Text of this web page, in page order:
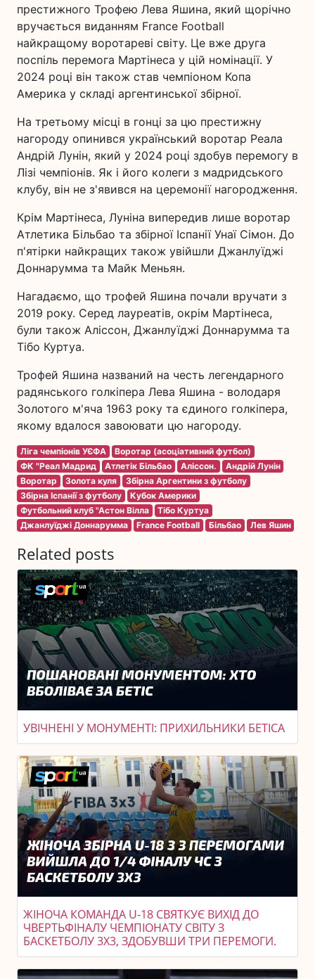
престижного Трофею Лева Яшина, який щорічно
вручається виданням France Football
найкращому воротареві світу. Це вже друга
поспіль перемога Мартінеса у цій номінації. У
2024 році він також став чемпіоном Копа
Америка у складі аргентинської збірної.
На третьому місці в гонці за цю престижну
нагороду опинився український воротар Реала
Андрій Лунін, який у 2024 році здобув перемогу в
Лізі чемпіонів. Як і його колеги з мадридського
клубу, він не з'явився на церемонії нагородження.
Крім Мартінеса, Луніна випередив лише воротар
Атлетика Більбао та збірної Іспанії Унаї Сімон. До
п'ятірки найкращих також увійшли Джанлуїджі
Доннарумма та Майк Меньян.
Нагадаємо, що трофей Яшина почали вручати з
2019 року. Серед лауреатів, окрім Мартінеса,
були також Аліссон, Джанлуїджі Доннарумма та
Тібо Куртуа.
Трофей Яшина названий на честь легендарного
радянського голкіпера Лева Яшина - володаря
Золотого м'яча 1963 року та єдиного голкіпера,
якому вдалося завоювати цю нагороду.
Ліга чемпіонів УЄФА
Воротар (асоціативний футбол)
ФК "Реал Мадрид
Атлетік Більбао Аліссон.
Андрій Лунін
Воротар
Золота куля
Збірна Аргентини з футболу
Збірна Іспанії з футболу
Кубок Америки
Футбольний клуб "Астон Вілла
Тібо Куртуа
Джанлуїджі Доннарумма
France Football Більбао Лев Яшин
Related posts
УВІЧНЕНІ У МОНУМЕНТІ: ПРИХИЛЬНИКИ БЕТІСА
ЖІНОЧА КОМАНДА U-18 СВЯТКУЄ ВИХІД ДО
ЧВЕРТЬФІНАЛУ ЧЕМПІОНАТУ СВІТУ З
БАСКЕТБОЛУ 3X3, ЗДОБУВШИ ТРИ ПЕРЕМОГИ.